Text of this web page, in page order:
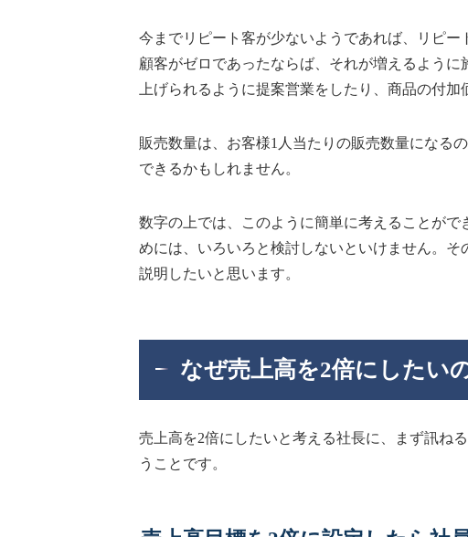
今までリピート客が少ないようであれば、リピ
顧客がゼロであったならば、それが増えるよう
上げられるように提案営業をしたり、商品の付加
販売数量は、お客様1人当たりの販売数量になる
できるかもしれません。
数字の上では、このように簡単に考えることが
めには、いろいろと検討しないといけません。
説明したいと思います。
なぜ売上高を2倍にしたい
売上高を2倍にしたいと考える社長に、まず訊ね
うことです。